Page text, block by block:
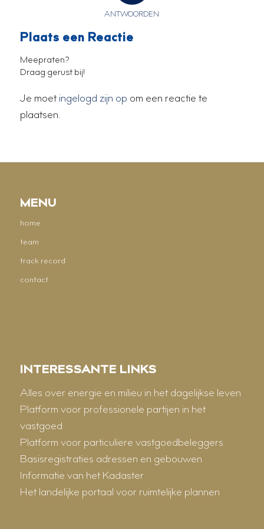
ANTWOORDEN
Plaats een Reactie
Meepraten?
Draag gerust bij!
Je moetingelogd zijn op om een reactie te
plaatsen.
MENU
home
team
track record
contact
INTERESSANTE LINKS
Alles over energie en milieu in het dagelijkse leven
Platform voor professionele partijen in het
vastgoed
Platform voor particuliere vastgoedbeleggers
Basisregistraties adressen en gebouwen
Informatie van het Kadaster
Het landelijke portaal voor ruimtelijke plannen